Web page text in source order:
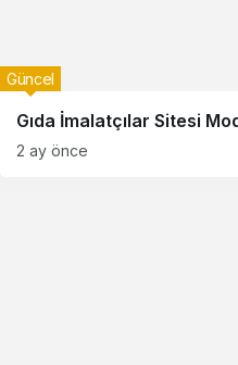
Gıda İmalatçılar Sitesi
Güncel
2 ay önce